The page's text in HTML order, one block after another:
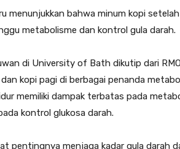
menunjukkan bahwa minum kopi
metabolisme dan kontrol gula darah.
di University of Bath dikutip dari
kopi pagi di berbagai penanda
memiliki dampak terbatas pada
kontrol glukosa darah.
pentingnya menjaga kadar gula darah